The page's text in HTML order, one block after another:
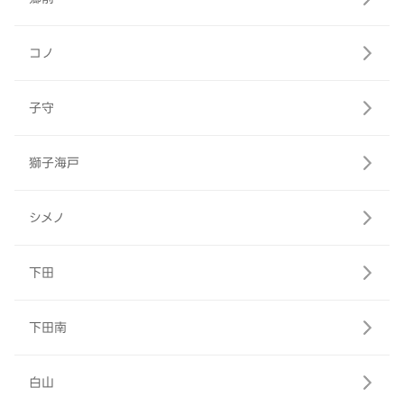
コノ
子守
獅子海戸
シメノ
下田
下田南
白山